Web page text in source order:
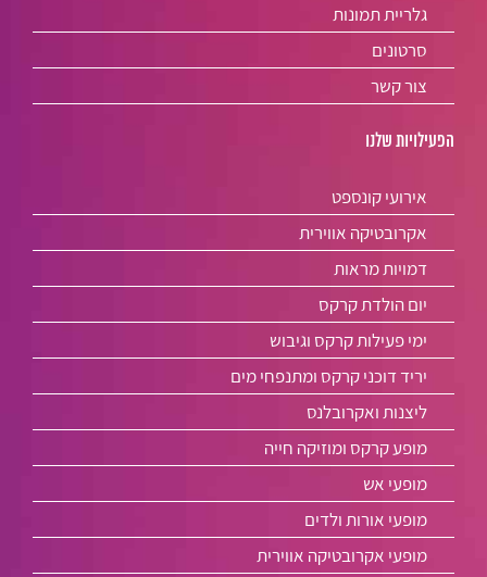
גלריית תמונות
סרטונים
צור קשר
הפעילויות שלנו
אירועי קונספט
אקרובטיקה אווירית
דמויות מראות
יום הולדת קרקס
ימי פעילות קרקס וגיבוש
יריד דוכני קרקס ומתנפחי מים
ליצנות ואקרובלנס
מופע קרקס ומוזיקה חייה
מופעי אש
מופעי אורות ולדים
מופעי אקרובטיקה אווירית